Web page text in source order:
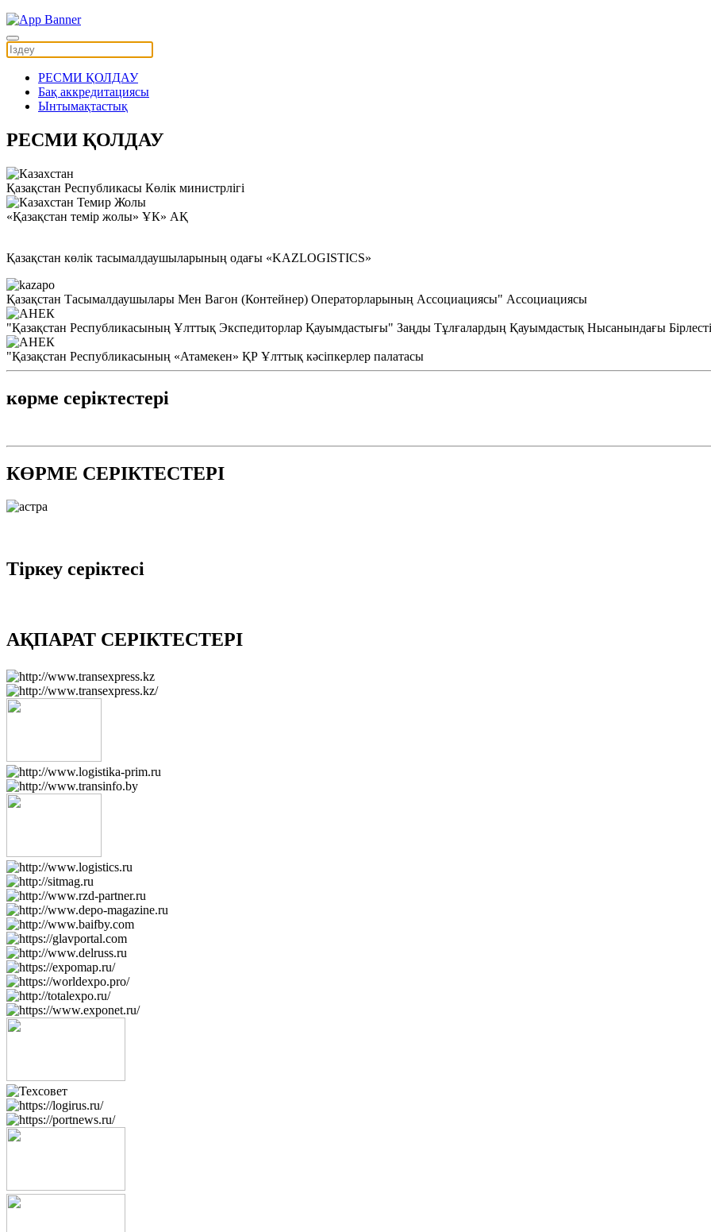
РЕСМИ ҚОЛДАУ
Бақ аккредитациясы
Ынтымақтастық
РЕСМИ ҚОЛДАУ
Қазақстан Республикасы Көлік министрлігі
«Қазақстан темір жолы» ҰК» АҚ
Қазақстан көлік тасымалдаушыларының одағы «KAZLOGISTICS»
Қазақстан Тасымалдаушылары Мен Вагон (Контейнер) Операторларының Ассоциациясы" Ассоциациясы
"Қазақстан Республикасының Ұлттық Экспедиторлар Қауымдастығы" Заңды Тұлғалардың Қауымдастық Нысанындағы
"Қазақстан Республикасының «Атамекен» ҚР Ұлттық кәсіпкерлер палатасы
көрме серіктестері
КӨРМЕ СЕРІКТЕСТЕРІ
Тіркеу серіктесі
АҚПАРАТ СЕРІКТЕСТЕРІ